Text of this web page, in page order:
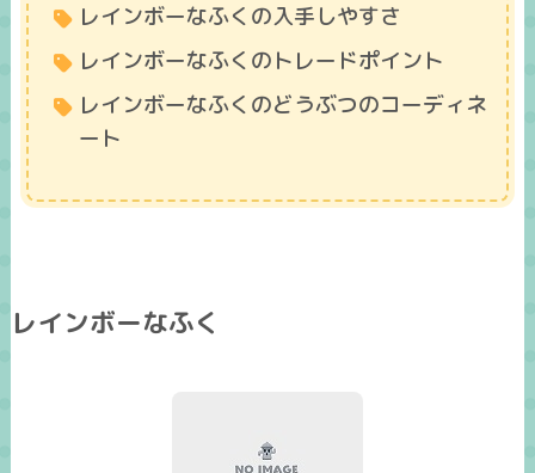
レインボーなふくの入手しやすさ
レインボーなふくのトレードポイント
レインボーなふくのどうぶつのコーディネ
ート
レインボーなふく